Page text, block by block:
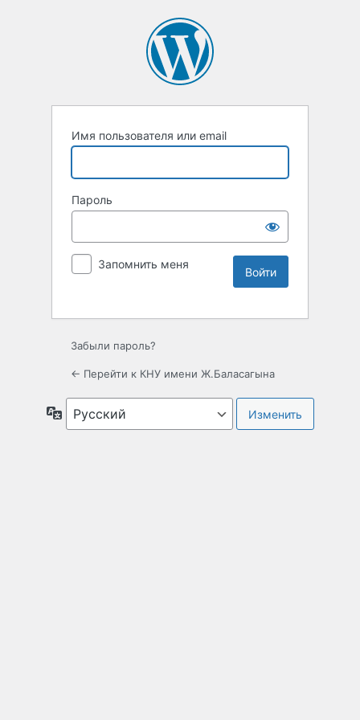
Имя пользователя или email
Пароль
Запомнить меня
Забыли пароль?
← Перейти к КНУ имени Ж.Баласагына
Язык